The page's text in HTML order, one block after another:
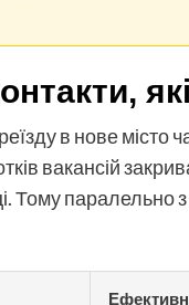
в нове місто
вакансій
Тому